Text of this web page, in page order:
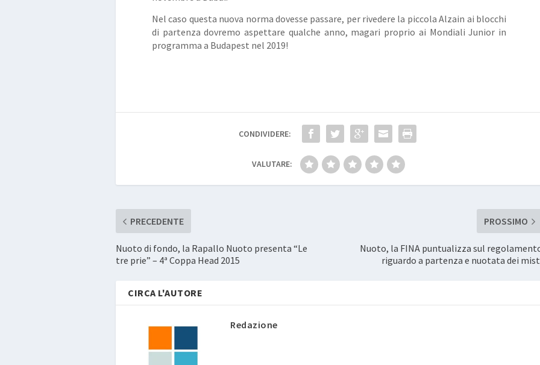
Nel caso questa nuova norma dovesse passare, per rivedere la piccola Alzain ai blocchi
di partenza dovremo aspettare qualche anno, magari proprio ai Mondiali Junior in
programma a Budapest nel 2019!
CONDIVIDERE:
VALUTARE:
PRECEDENTE
Nuoto di fondo, la Rapallo Nuoto presenta “Le
tre prie” – 4ª Coppa Head 2015
PROSSIMO
Nuoto, la FINA puntualizza sul
riguardo a partenza e nuotata dei
CIRCA L'AUTORE
Redazione